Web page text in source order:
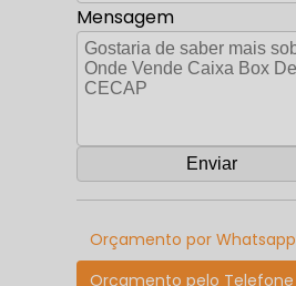
Mensagem
Orçamento por Whatsapp
Orçamento pelo Telefone